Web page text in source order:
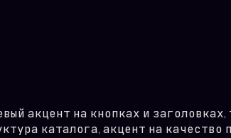
акцент на кнопках и
каталога, акцент на качество